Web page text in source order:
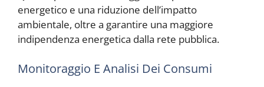
energetico e una riduzione dell’impatto
ambientale, oltre a garantire una maggiore
indipendenza energetica dalla rete pubblica.
Monitoraggio E Analisi Dei Consumi